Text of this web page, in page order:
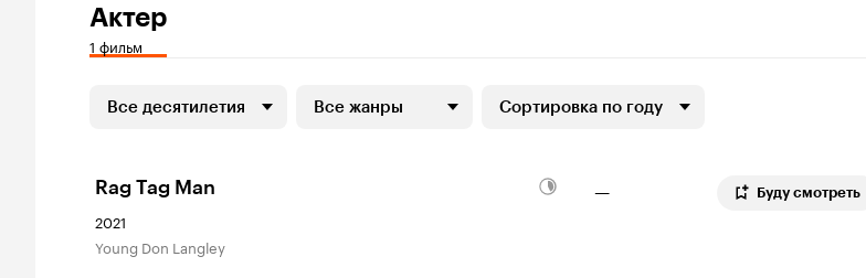
Актер
1 фильм
Все десятилетия Все жанры Сортировка по году
Rag Tag Man
2021
young Don Langley
— Буду смотреть